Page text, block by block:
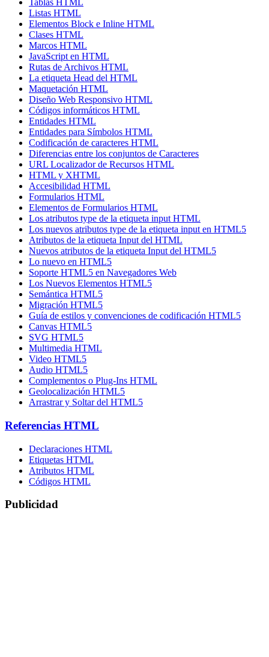
Tablas HTML
Listas HTML
Elementos Block e Inline HTML
Clases HTML
Marcos HTML
JavaScript en HTML
Rutas de Archivos HTML
La etiqueta Head del HTML
Maquetación HTML
Diseño Web Responsivo HTML
Códigos informáticos HTML
Entidades HTML
Entidades para Símbolos HTML
Codificación de caracteres HTML
Diferencias entre los conjuntos de Caracteres
URL Localizador de Recursos HTML
HTML y XHTML
Accesibilidad HTML
Formularios HTML
Elementos de Formularios HTML
Los atributos type de la etiqueta input HTML
Los nuevos atributos type de la etiqueta input en HTML5
Atributos de la etiqueta Input del HTML
Nuevos atributos de la etiqueta Input del HTML5
Lo nuevo en HTML5
Soporte HTML5 en Navegadores Web
Los Nuevos Elementos HTML5
Semántica HTML5
Migración HTML5
Guía de estilos y convenciones de codificación HTML5
Canvas HTML5
SVG HTML5
Multimedia HTML
Video HTML5
Audio HTML5
Complementos o Plug-Ins HTML
Geolocalización HTML5
Arrastrar y Soltar del HTML5
Referencias HTML
Declaraciones HTML
Etiquetas HTML
Atributos HTML
Códigos HTML
Publicidad